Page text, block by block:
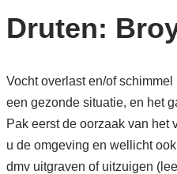
Druten:
Vocht overlast en/of
een gezonde situatie, en het
Pak eerst de oorzaak van het
u de omgeving en wellicht
dmv uitgraven of uitzuigen